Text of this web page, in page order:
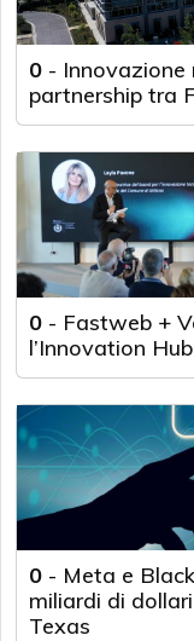
0 - Innovazione
partnership tra
0 - Fastweb +
l’Innovation
0 - Meta e
miliardi di
Texas